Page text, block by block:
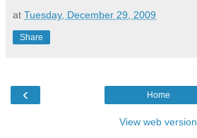
at Tuesday, December 29, 2009
Share
‹ Home
View web version